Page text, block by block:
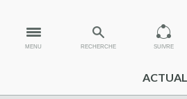
MENU RECHERCHE SUIVRE